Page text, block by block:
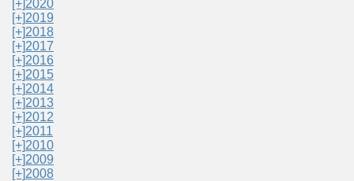
[+]2020
[+]2019
[+]2018
[+]2017
[+]2016
[+]2015
[+]2014
[+]2013
[+]2012
[+]2011
[+]2010
[+]2009
[+]2008